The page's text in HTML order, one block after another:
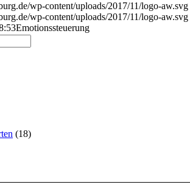
wp-content/uploads/2017/11/logo-aw.svg
wp-content/uploads/2017/11/logo-aw.svg
Emotionssteuerung
(18)